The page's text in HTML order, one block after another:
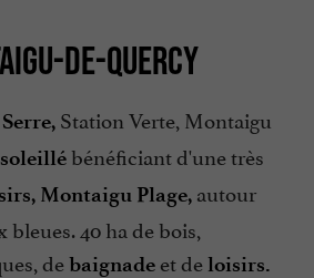
DE-QUERCY
Station Verte, Montaigu
bénéficiant d'une très
Montaigu Plage, autour
40 ha de bois,
debaignade et deloisirs.